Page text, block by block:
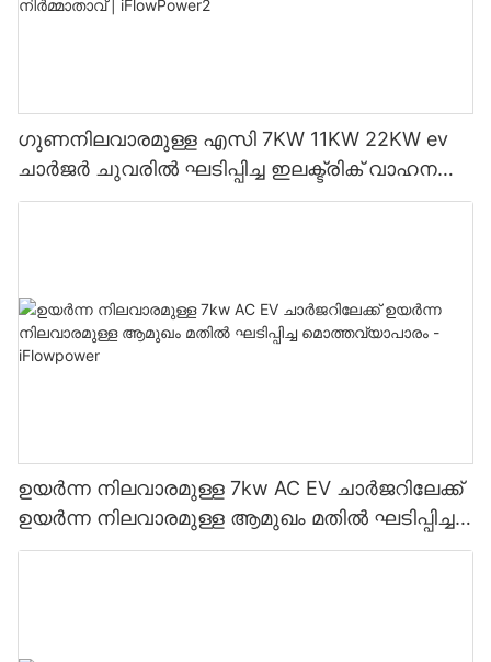
ഗുണനിലവാരമുള്ള എസി 7KW 11KW 22KW ev
ചാർജർ ചുവരിൽ ഘടിപ്പിച്ച ഇലക്ട്രിക് വാഹന
ചാർജിംഗ് സ്റ്റേഷൻ നിർമ്മാതാവ് | iFlowPower2
ഉയർന്ന നിലവാരമുള്ള 7kw AC EV ചാർജറിലേക്ക്
ഉയർന്ന നിലവാരമുള്ള ആമുഖം മതിൽ ഘടിപ്പിച്ച
മൊത്തവ്യാപാരം - iFlowpower